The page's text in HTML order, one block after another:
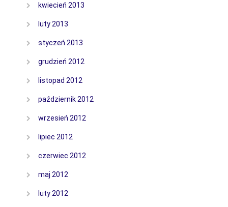
kwiecień 2013
luty 2013
styczeń 2013
grudzień 2012
listopad 2012
październik 2012
wrzesień 2012
lipiec 2012
czerwiec 2012
maj 2012
luty 2012